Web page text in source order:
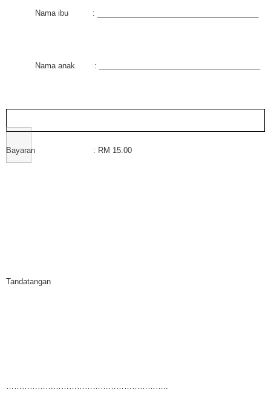
Nama ibu : ______________________________________
Nama anak : ______________________________________
Bayaran : RM 15.00
Tandatangan
……………………………………………………..